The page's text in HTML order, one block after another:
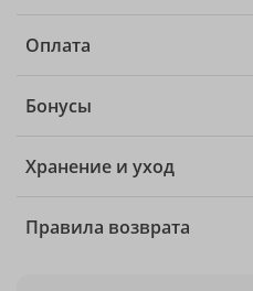
Оплата
Бонусы
Хранение и уход
Правила возврата